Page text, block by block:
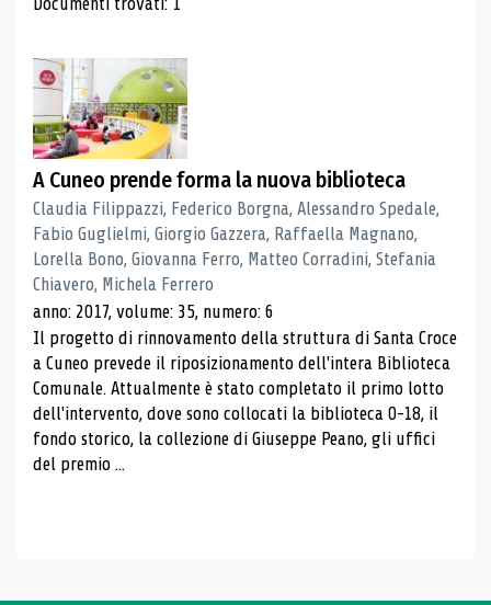
Risultati di ricerca
A Cuneo prende forma la nuova biblioteca
Claudia Filippazzi, Federico Borgna, Alessandro Spedale,
Fabio Guglielmi, Giorgio Gazzera, Raffaella Magnano,
Lorella Bono, Giovanna Ferro, Matteo Corradini, Stefania
Chiavero, Michela Ferrero
anno: 2017, volume: 35, numero: 6
Il progetto di rinnovamento della struttura di Santa Croce
a Cuneo prevede il riposizionamento dell'intera Biblioteca
Comunale. Attualmente è stato completato il primo lotto
dell'intervento, dove sono collocati la biblioteca 0-18, il
fondo storico, la collezione di Giuseppe Peano, gli uffici
del premio ...